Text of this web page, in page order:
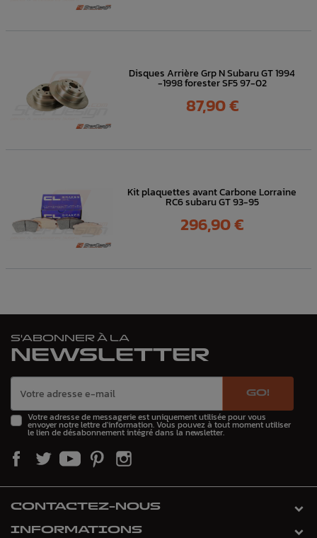
Disques Arrière Grp N Subaru GT 1994
-1998 forester SF5 97-02
Prix
87,90 €
Kit plaquettes avant Carbone Lorraine
RC6 subaru GT 93-95
Prix
296,90 €
S'ABONNER À LA
NEWSLETTER
GO!
Votre adresse de messagerie est uniquement utilisée pour vous
envoyer notre lettre d'information. Vous pouvez à tout moment utiliser
le lien de désabonnement intégré dans la newsletter.
CONTACTEZ-NOUS
INFORMATIONS